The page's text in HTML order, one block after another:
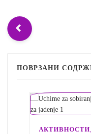
ПОВРЗАНИ
АКТИВНОСТИ,